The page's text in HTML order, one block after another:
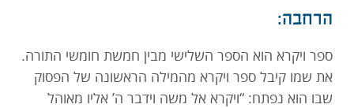
הרחבה:
ספר ויקרא הוא הספר השלישי מבין חמשת חומשי התורה.
את שמו קיבל ספר ויקרא מהמילה הראשונה של הפסוק
שבו הוא נפתח: “ויקרא אל משה וידבר ה’ אליו מאוהל